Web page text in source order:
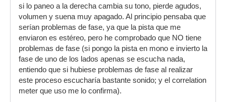
si lo paneo a la derecha cambia su tono, pierde agudos,
volumen y suena muy apagado. Al principio pensaba que
serían problemas de fase, ya que la pista que me
enviaron es estéreo, pero he comprobado que NO tiene
problemas de fase (si pongo la pista en mono e invierto la
fase de uno de los lados apenas se escucha nada,
entiendo que si hubiese problemas de fase al realizar
este proceso escucharía bastante sonido; y el correlation
meter que uso me lo confirma).